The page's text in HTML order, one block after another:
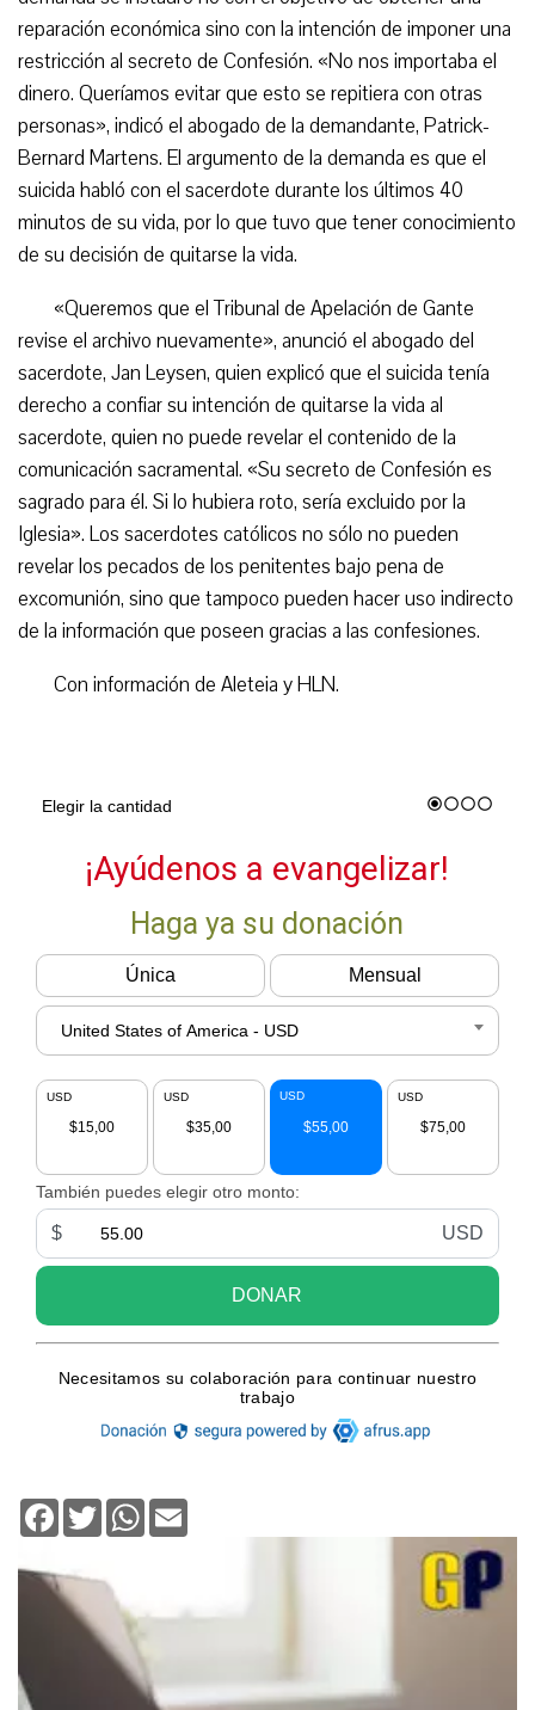
reparación económica sino con la intención de imponer una
restricción al secreto de Confesión. «No nos importaba el
dinero. Queríamos evitar que esto se repitiera con otras
personas», indicó el abogado de la demandante, Patrick-
Bernard Martens. El argumento de la demanda es que el
suicida habló con el sacerdote durante los últimos 40
minutos de su vida, por lo que tuvo que tener conocimiento
de su decisión de quitarse la vida.
«Queremos que el Tribunal de Apelación de Gante
revise el archivo nuevamente», anunció el abogado del
sacerdote, Jan Leysen, quien explicó que el suicida tenía
derecho a confiar su intención de quitarse la vida al
sacerdote, quien no puede revelar el contenido de la
comunicación sacramental. «Su secreto de Confesión es
sagrado para él. Si lo hubiera roto, sería excluido por la
Iglesia». Los sacerdotes católicos no sólo no pueden
revelar los pecados de los penitentes bajo pena de
excomunión, sino que tampoco pueden hacer uso indirecto
de la información que poseen gracias a las confesiones.
Con información de Aleteia y HLN.
Facebook
TwitterWhatsApp